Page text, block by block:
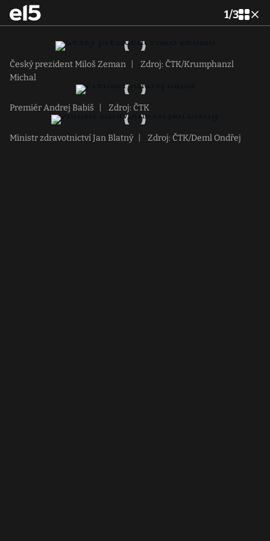
1/3
Český prezident Miloš Zeman
Zdroj: ČTK/Krumphanzl
Michal
Premiér Andrej Babiš Zdroj: ČTK
Ministr zdravotnictví Jan Blatný Zdroj: ČTK/Deml Ondřej